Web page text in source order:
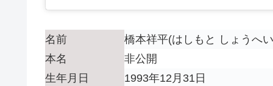
名前
橋本祥平(はしもと しょうへ
本名
非公開
生年月日
1993年12月31日